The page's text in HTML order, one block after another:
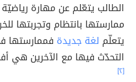
الطالب يتعّلم عن مهارة
ممارستها بانتظام وتجربتها
يتعلّم لغة جديدة فممارستها
التحدّث فيها مع الآخرين هي
[٢]